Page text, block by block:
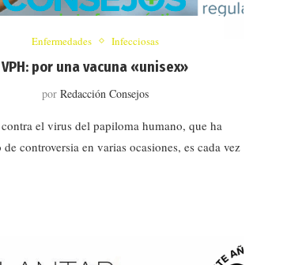
Enfermedades Infecciosas
VPH: por una vacuna «unisex»
por Redacción Consejos
el virus del papiloma humano, que ha
controversia en varias ocasiones, es cada vez